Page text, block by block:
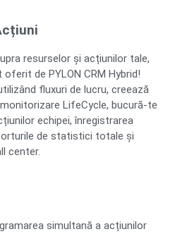
resurselor și acțiunilor tale,
de PYLON CRM Hybrid!
fluxuri de lucru, creează
LifeCycle, bucură-te
echipei, înregistrarea
de statistici totale și
center.
simultană a acțiunilor